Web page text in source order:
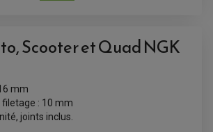
Scooter et Quad NGK
mm
filetage : 10 mm
joints inclus.